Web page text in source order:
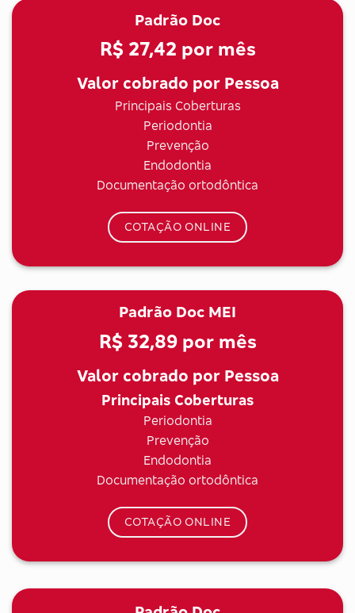
Padrão Doc
R$ 27,42 por mês
Valor cobrado por Pessoa
Principais Coberturas
Periodontia
Prevenção
Endodontia
Documentação ortodôntica
COTAÇÃO ONLINE
Padrão Doc MEI
R$ 32,89por mês
Valor cobrado por Pessoa
Principais Coberturas
Periodontia
Prevenção
Endodontia
Documentação ortodôntica
COTAÇÃO ONLINE